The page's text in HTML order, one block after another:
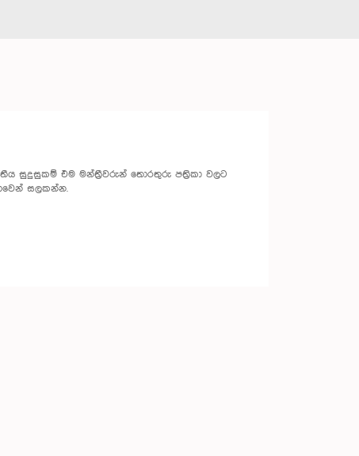
සුදුසුකම් එම මන්ත්‍රීවරුන් තොරතුරු පත්‍රිකා වලට
සලකන්න.